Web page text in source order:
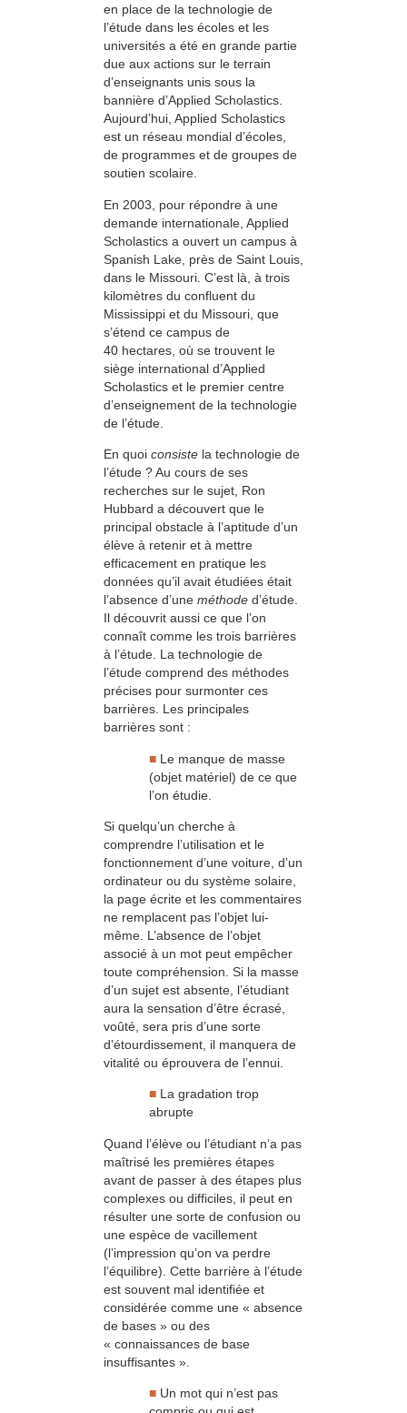
en place de la technologie de
l’étude dans les écoles et les
universités a été en grande partie
due aux actions sur le terrain
d’enseignants unis sous la
bannière d’Applied Scholastics.
Aujourd’hui, Applied Scholastics
est un réseau mondial d’écoles,
de programmes et de groupes de
soutien scolaire.
En 2003, pour répondre à une
demande internationale, Applied
Scholastics a ouvert un campus à
Spanish Lake, près de Saint Louis,
dans le Missouri. C’est là, à trois
kilomètres du confluent du
Mississippi et du Missouri, que
s’étend ce campus de
40 hectares, où se trouvent le
siège international d’Applied
Scholastics et le premier centre
d’enseignement de la technologie
de l’étude.
En quoi consiste la technologie de
l’étude ? Au cours de ses
recherches sur le sujet, Ron
Hubbard a découvert que le
principal obstacle à l’aptitude d’un
élève à retenir et à mettre
efficacement en pratique les
données qu’il avait étudiées était
l’absence d’une méthode d’étude.
Il découvrit aussi ce que l’on
connaît comme les trois barrières
à l’étude. La technologie de
l’étude comprend des méthodes
précises pour surmonter ces
barrières. Les principales
barrières sont :
■ Le manque de masse
(objet matériel) de ce que
l’on étudie.
Si quelqu’un cherche à
comprendre l’utilisation et le
fonctionnement d’une voiture, d’un
ordinateur ou du système solaire,
la page écrite et les commentaires
ne remplacent pas l’objet lui-
même. L’absence de l’objet
associé à un mot peut empêcher
toute compréhension. Si la masse
d’un sujet est absente, l’étudiant
aura la sensation d’être écrasé,
voûté, sera pris d’une sorte
d’étourdissement, il manquera de
vitalité ou éprouvera de l’ennui.
■ La gradation trop
abrupte
Quand l’élève ou l’étudiant n’a pas
maîtrisé les premières étapes
avant de passer à des étapes plus
complexes ou difficiles, il peut en
résulter une sorte de confusion ou
une espèce de vacillement
(l’impression qu’on va perdre
l’équilibre). Cette barrière à l’étude
est souvent mal identifiée et
considérée comme une « absence
de bases » ou des
« connaissances de base
insuffisantes ».
■ Un mot qui n’est pas